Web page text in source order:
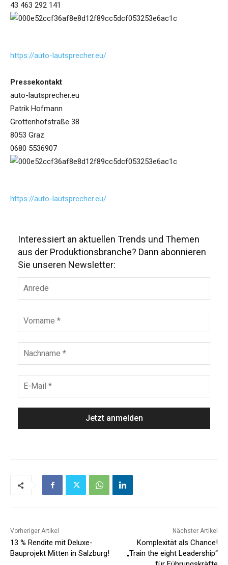
43 463 292 141
https://auto-lautsprecher.eu/
Pressekontakt
auto-lautsprecher.eu
Patrik Hofmann
Grottenhofstraße 38
8053 Graz
0680 5536907
https://auto-lautsprecher.eu/
Interessiert an aktuellen Trends und Themen
aus der Produktionsbranche? Dann abonnieren
Sie unseren Newsletter:
Vorheriger Artikel
13 % Rendite mit Deluxe-
Bauprojekt Mitten in Salzburg!
Nächster Artikel
Komplexität als Chance!
„Train the eight Leadership“